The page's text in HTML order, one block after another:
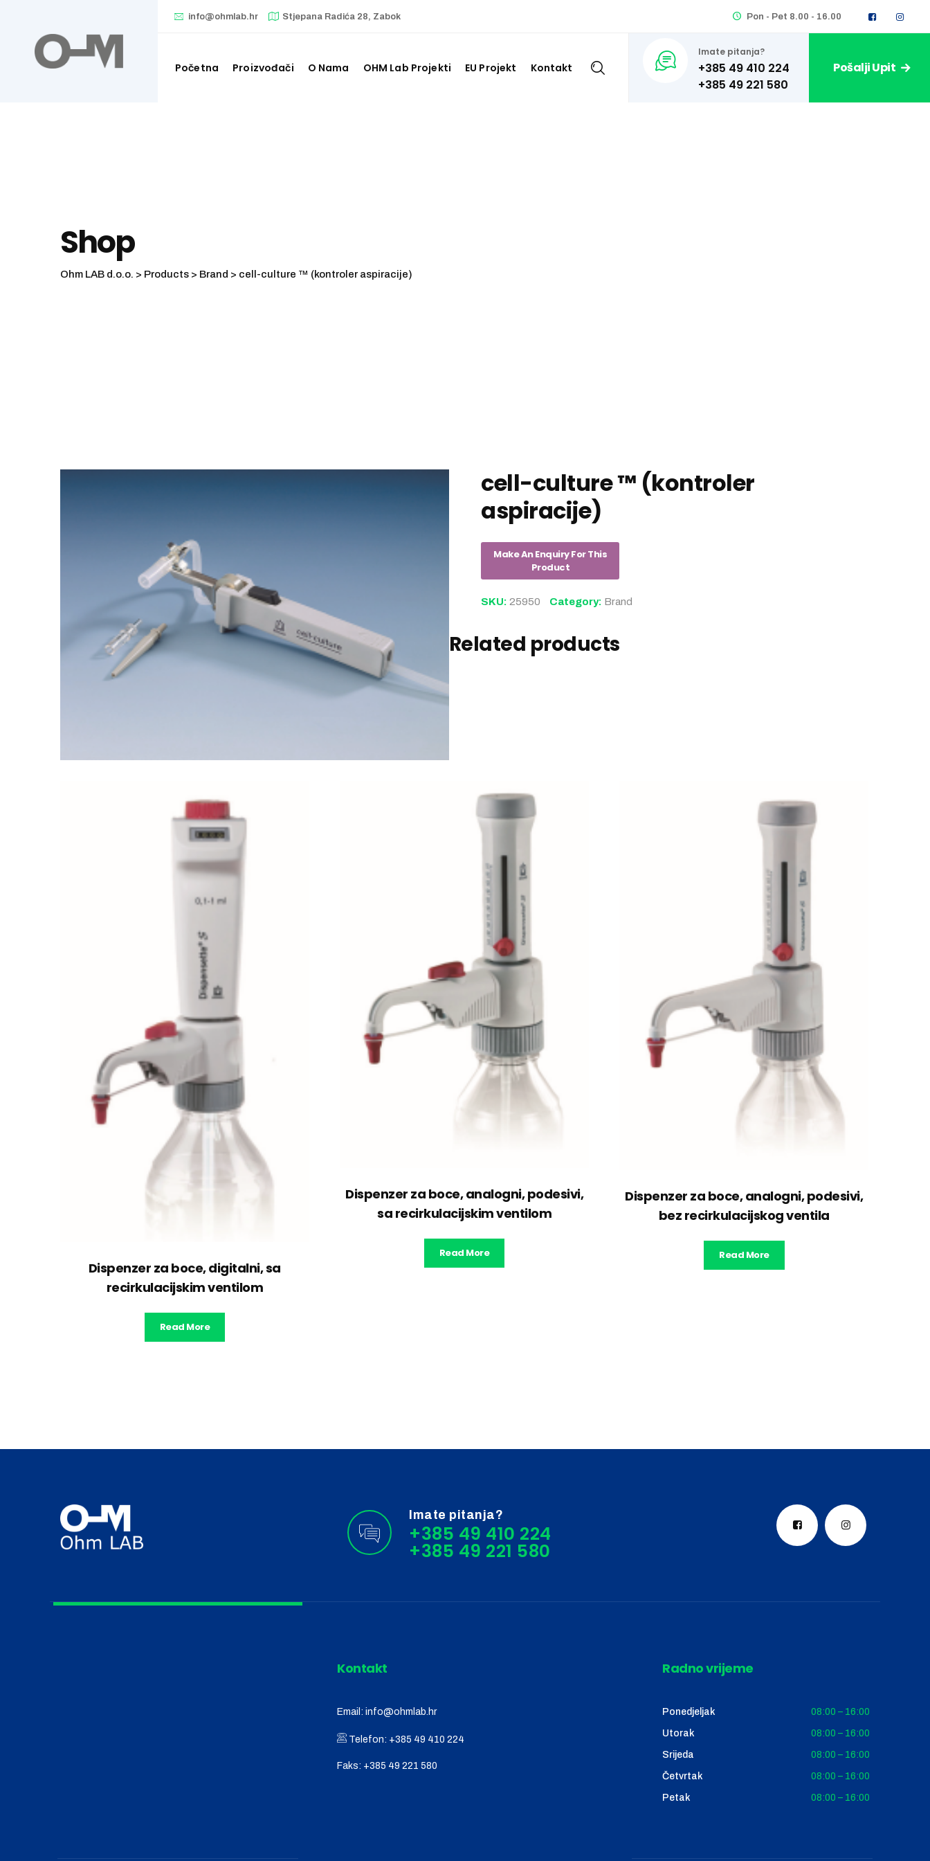
content
info@ohmlab.hr Stjepana Radića 28, Zabok Pon - Pet 8.00 - 16.00
Početna Proizvođači O Nama OHM Lab Projekti EU Projekt Kontakt
Imate pitanja?
+385 49 410 224 Pošalji Upit
Shop
Ohm LAB d.o.o. > Products > Brand > cell-culture ™ (kontroler aspiracije)
cell-culture ™ (kontroler
aspiracije)
SKU: 25950 Category: Brand
Related products
Dispenzer za boce, digitalni, sa
recirkulacijskim ventilom
Read More
Dispenzer za boce, analogni, podesivi,
sa recirkulacijskim ventilom
Read More
Dispenzer za boce, analogni, podesivi,
bez recirkulacijskog ventila
Read More
Imate pitanja?
+385 49 410 224
Kontakt
Email: info@ohmlab.hr
Telefon: +385 49 410 224
Faks: +385 49 221 580
Radno vrijeme
Ponedjeljak 08:00 – 16:00
Utorak 08:00 – 16:00
Srijeda 08:00 – 16:00
Četvrtak 08:00 – 16:00
Petak 08:00 – 16:00